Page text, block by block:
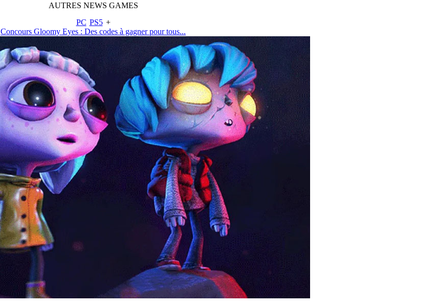
AUTRES NEWS GAMES
PC PS5 +
Concours Gloomy Eyes : Des codes à gagner pour tous...